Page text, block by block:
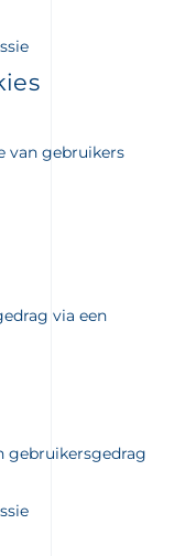
van gebruikers
via een
gebruikersgedrag